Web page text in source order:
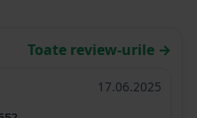
Toate review-urile →
17.06.2025